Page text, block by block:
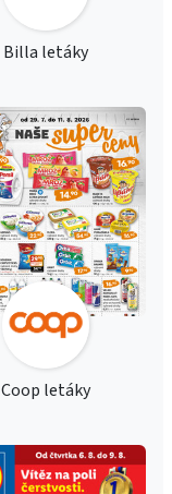
Billa letáky
Coop letáky